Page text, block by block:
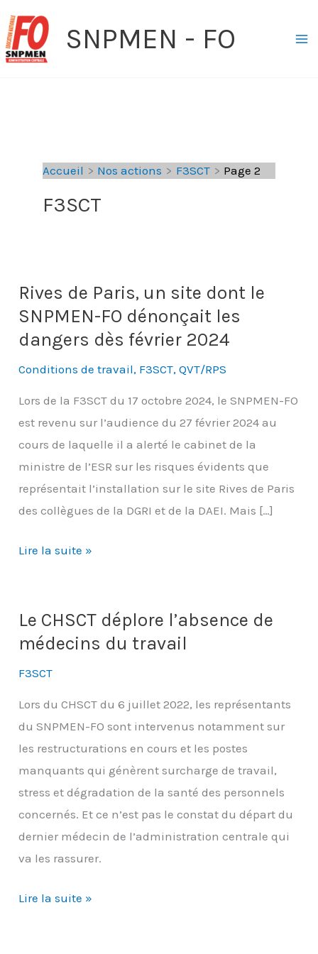
au
contenu
SNPMEN - FO
Accueil Nos actions F3SCT Page 2
F3SCT
Rives de Paris, un site dont le
SNPMEN-FO dénonçait les
dangers dès février 2024
Conditions de travail, F3SCT,QVT/RPS
Lors de la F3SCT du 17 octobre 2024, le SNPMEN-FO
est revenu sur l’audience du 27 février 2024 au
cours de laquelle il a alerté le cabinet de la
ministre de l’ESR sur les risques évidents que
représentait l’installation sur le site Rives de Paris
des collègues de la DGRI et de la DAEI. Mais […]
Rives
un
site
le
SNPMEN-
FO
dénonçait
les
dangers
dès
février
2024
Lire la suite »
Le CHSCT déplore l’absence de
médecins du travail
F3SCT
Lors du CHSCT du 6 juillet 2022, les représentants
du SNPMEN-FO sont intervenus notamment sur
les restructurations en cours et les postes
manquants qui génèrent surcharge de travail,
stress et dégradation de la santé des personnels
concernés. Et ce n’est pas le constat du départ du
dernier médecin de l’administration centrale qui
va les rassurer.
Le
Lire la suite »